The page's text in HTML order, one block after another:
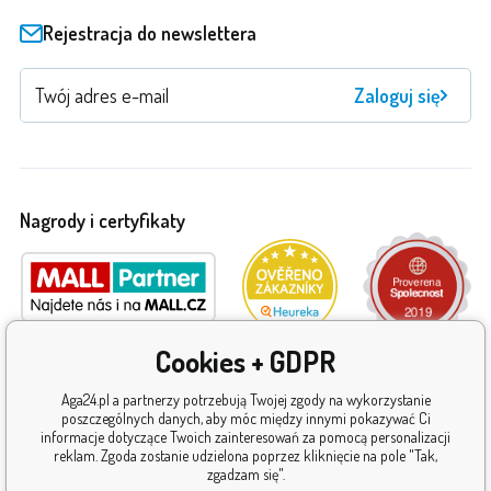
Rejestracja do newslettera
Zaloguj się
Nagrody i certyfikaty
Cookies + GDPR
Aga24.pl a partnerzy potrzebują Twojej zgody na wykorzystanie
poszczególnych danych, aby móc między innymi pokazywać Ci
informacje dotyczące Twoich zainteresowań za pomocą personalizacji
reklam. Zgoda zostanie udzielona poprzez kliknięcie na pole "Tak,
zgadzam się".